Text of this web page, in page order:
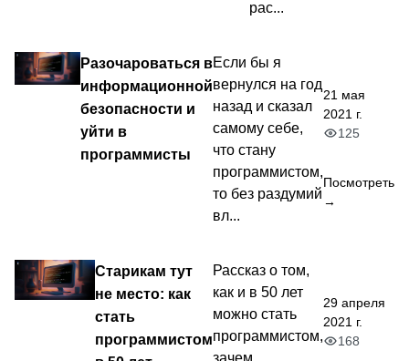
рас...
Разочароваться в
информационной
безопасности и
уйти в
программисты
Если бы я
вернулся на год
назад и сказал
самому себе,
что стану
программистом,
то без раздумий
вл...
21 мая
2021 г.
125
Посмотреть
→
Старикам тут
не место: как
стать
программистом
Рассказ о том,
как и в 50 лет
можно стать
программистом,
зачем
29 апреля
2021 г.
168